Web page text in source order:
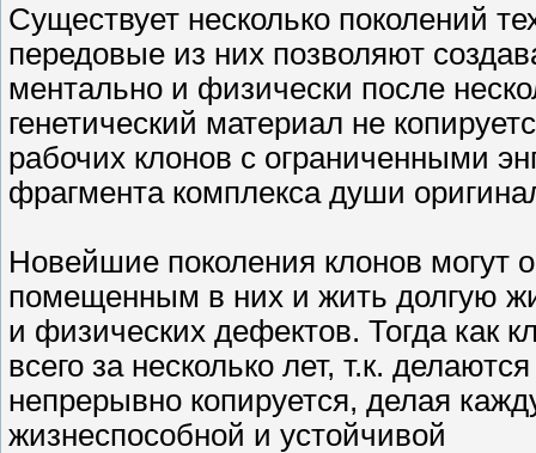
Существует несколько поколений
передовые из них позволяют
ментально и физически после
генетический материал не
рабочих клонов с ограниченными
фрагмента комплекса души
Новейшие поколения клонов
помещенным в них и жить долгую
и физических дефектов. Тогда как
всего за несколько лет, т.к.
непрерывно копируется, делая
жизнеспособной и устойчивой